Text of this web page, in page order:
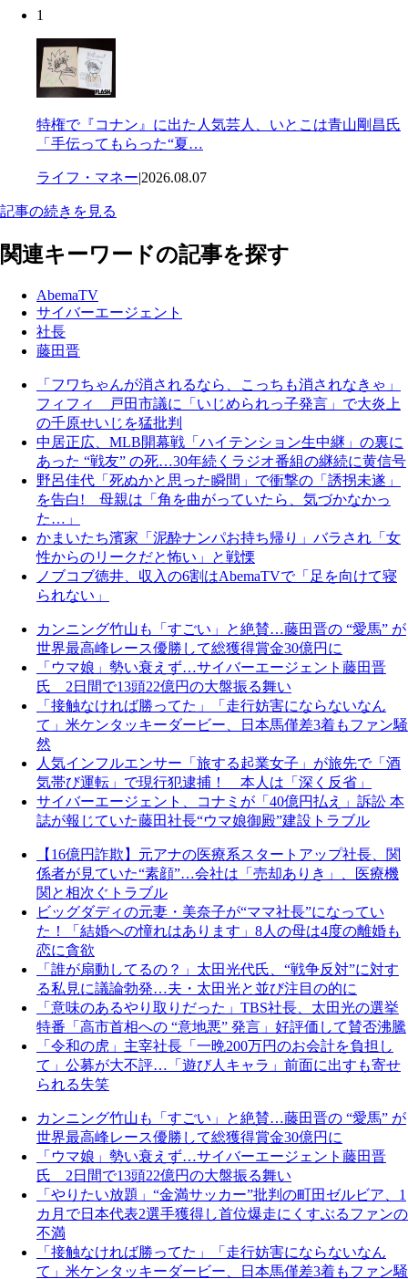
1
特権で『コナン』に出た人気芸人、いとこは青山剛昌氏
「手伝ってもらった“夏…
ライフ・マネー|2026.08.07
記事の続きを見る
関連キーワードの記事を探す
AbemaTV
サイバーエージェント
社長
藤田晋
「フワちゃんが消されるなら、こっちも消されなきゃ」
フィフィ 戸田市議に「いじめられっ子発言」で大炎上
の千原せいじを猛批判
中居正広、MLB開幕戦「ハイテンション生中継」の裏に
あった “戦友” の死…30年続くラジオ番組の継続に黄信号
野呂佳代「死ぬかと思った瞬間」で衝撃の「誘拐未遂」
を告白! 母親は「角を曲がっていたら、気づかなかっ
た…」
かまいたち濱家「泥酔ナンパお持ち帰り」バラされ「女
性からのリークだと怖い」と戦慄
ノブコブ徳井、収入の6割はAbemaTVで「足を向けて寝
られない」
カンニング竹山も「すごい」と絶賛…藤田晋の “愛馬” が
世界最高峰レース優勝して総獲得賞金30億円に
「ウマ娘」勢い衰えず…サイバーエージェント藤田晋
氏 2日間で13頭22億円の大盤振る舞い
「接触なければ勝ってた」「走行妨害にならないなん
て」米ケンタッキーダービー、日本馬僅差3着もファン騒
然
人気インフルエンサー「旅する起業女子」が旅先で「酒
気帯び運転」で現行犯逮捕！ 本人は「深く反省」
サイバーエージェント、コナミが「40億円払え」訴訟 本
誌が報じていた藤田社長“ウマ娘御殿”建設トラブル
【16億円詐欺】元アナの医療系スタートアップ社長、関
係者が見ていた“素顔”…会社は「売却ありき」、医療機
関と相次ぐトラブル
ビッグダディの元妻・美奈子が“ママ社長”になってい
た！「結婚への憧れはあります」8人の母は4度の離婚も
恋に貪欲
「誰が扇動してるの？」太田光代氏、“戦争反対”に対す
る私見に議論勃発…夫・太田光と並び注目の的に
「意味のあるやり取りだった」TBS社長、太田光の選挙
特番「高市首相への “意地悪” 発言」好評価して賛否沸騰
「令和の虎」主宰社長「一晩200万円のお会計を負担し
て」公募が大不評…「遊び人キャラ」前面に出すも寄せ
られる失笑
カンニング竹山も「すごい」と絶賛…藤田晋の “愛馬” が
世界最高峰レース優勝して総獲得賞金30億円に
「ウマ娘」勢い衰えず…サイバーエージェント藤田晋
氏 2日間で13頭22億円の大盤振る舞い
「やりたい放題」“金満サッカー”批判の町田ゼルビア、1
カ月で日本代表2選手獲得し首位爆走にくすぶるファンの
不満
「接触なければ勝ってた」「走行妨害にならないなん
て」米ケンタッキーダービー、日本馬僅差3着もファン騒